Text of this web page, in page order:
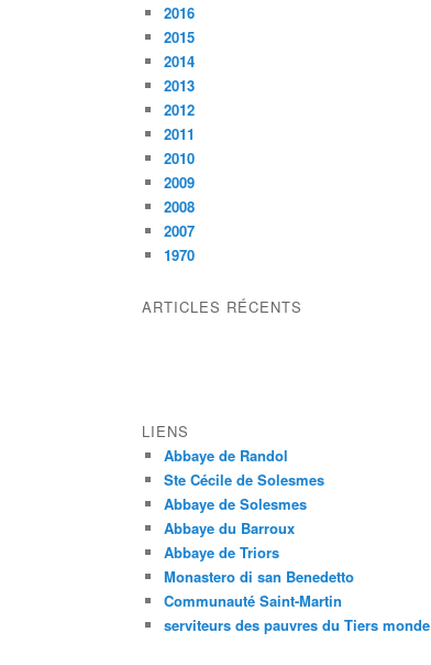
2016
2015
2014
2013
2012
2011
2010
2009
2008
2007
1970
ARTICLES RÉCENTS
LIENS
Abbaye de Randol
Ste Cécile de Solesmes
Abbaye de Solesmes
Abbaye du Barroux
Abbaye de Triors
Monastero di san Benedetto
Communauté Saint-Martin
serviteurs des pauvres du Tiers monde